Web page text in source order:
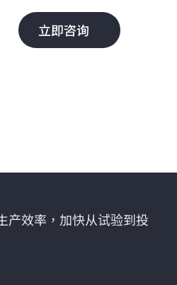
立即咨询
产效率，加快从试验到投